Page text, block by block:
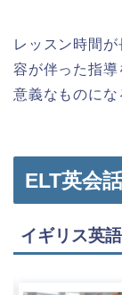
レッスン時間
容が伴った指
意義なものにな
ELT英会
イギリス英